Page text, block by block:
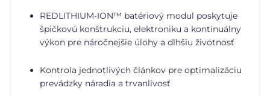
REDLITHIUM-ION™ batériový modul poskytuje
špičkovú konštrukciu, elektroniku a kontinuálny
výkon pre náročnejšie úlohy a dlhšiu životnosť
Kontrola jednotlivých článkov pre optimalizáciu
prevádzky náradia a trvanlivosť